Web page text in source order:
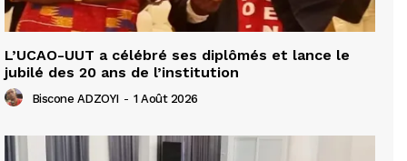
L’UCAO-UUT a célébré ses diplômés et lance le
jubilé des 20 ans de l’institution
Biscone ADZOYI - 1 Août 2026